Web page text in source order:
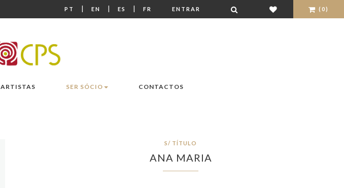
PT | EN | ES | FR ENTRAR (0)
ARTISTAS SER SÓCIO CONTACTOS
S/ TÍTULO
ANA MARIA